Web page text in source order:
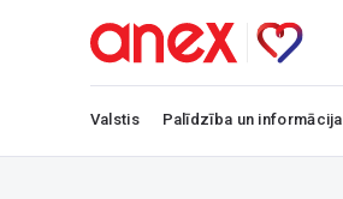
Valstis Palīdzība un informācija